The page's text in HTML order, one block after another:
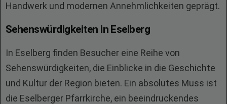
Handwerk und modernen Annehmlichkeiten geprägt.
Sehenswürdigkeiten in Eselberg
In Eselberg finden Besucher eine Reihe von
Sehenswürdigkeiten, die Einblicke in die Geschichte
und Kultur der Region bieten. Ein absolutes Muss ist
die Eselberger Pfarrkirche, ein beeindruckendes